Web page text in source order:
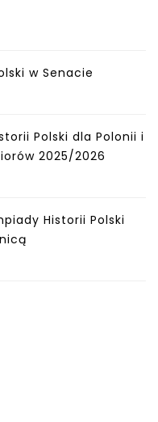
w Senacie
Polski dla Polonii i
2025/2026
Historii Polski